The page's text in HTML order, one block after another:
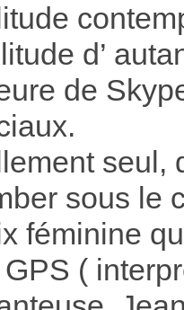
d’
de
seul,
sous le
féminine
(